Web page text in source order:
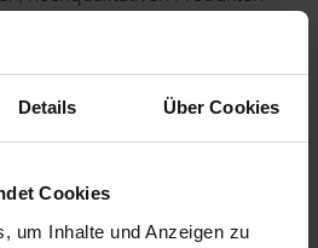
Details Über Cookies
Cookies
um Inhalte und Anzeigen zu
haustechnische
einer Hand. „Mit den
können wir die gesamte
ausführen. Wir vertrauen seit
in der Petschlgasse die
Herr Ing. Steininger.